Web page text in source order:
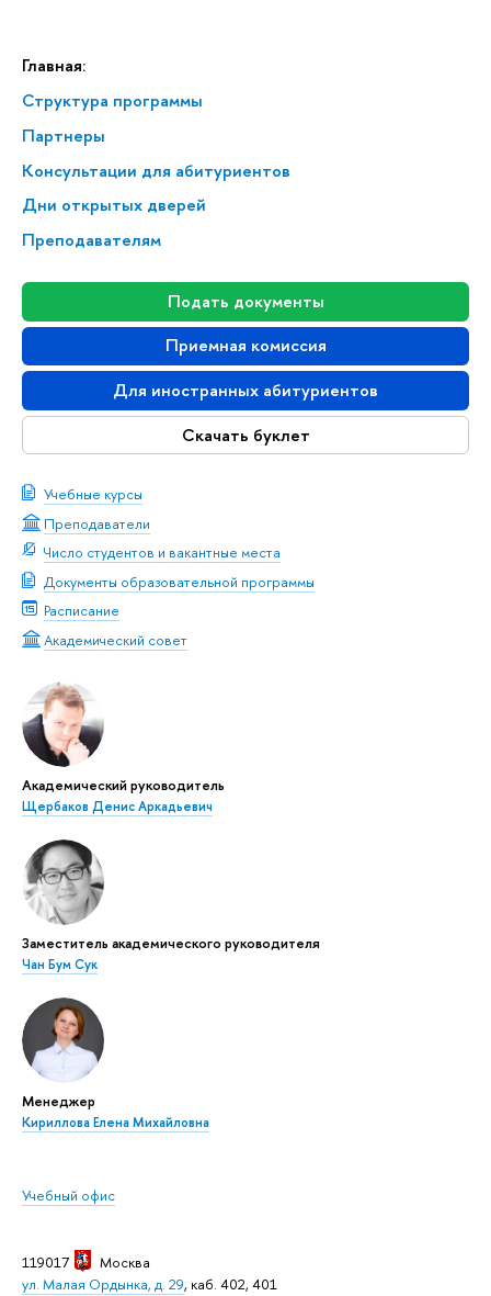
Главная:
Структура программы
Партнеры
Консультации для абитуриентов
Дни открытых дверей
Преподавателям
Подать документы
Приемная комиссия
Для иностранных абитуриентов
Скачать буклет
Учебные курсы
Преподаватели
Число студентов и вакантные места
Документы образовательной программы
Расписание
Академический совет
Академический руководитель
Щербаков Денис Аркадьевич
Заместитель академического руководителя
Чан Бум Сук
Менеджер
Кириллова Елена Михайловна
Учебный офис
119017
Москва
ул. Малая Ордынка, д. 29, каб. 402, 401